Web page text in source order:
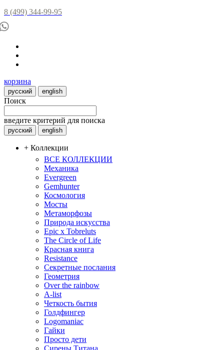
8 (499) 344-99-95
корзина
русский english
Поиск
введите критерий для поиска
русский english
+ Коллекции
ВСЕ КОЛЛЕКЦИИ
Механика
Evergreen
Gemhunter
Космология
Мосты
Метаморфозы
Природа искусства
Epic x Tobreluts
The Circle of Life
Красная книга
Resistance
Секретные послания
Геометрия
Over the rainbow
A-list
Четкость бытия
Голдфингер
Logomaniac
Гайки
Просто дети